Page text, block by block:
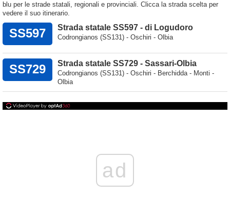
blu per le strade statali, regionali e provinciali. Clicca la strada scelta per
vedere il suo itinerario.
SS597 Strada statale SS597 - di Logudoro
Codrongianos (SS131) - Oschiri - Olbia
SS729 Strada statale SS729 - Sassari-Olbia
Codrongianos (SS131) - Oschiri - Berchidda - Monti -
Olbia
ad